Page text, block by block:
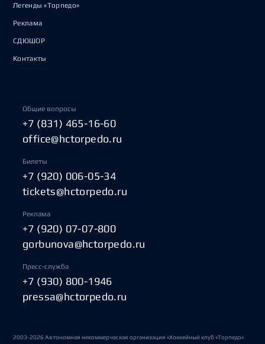
Легенды «Торпедо»
Реклама
СДЮШОР
Контакты
Общие вопросы
+7 (831) 465-16-60
office@hctorpedo.ru
Билеты
+7 (920) 006-05-34
tickets@hctorpedo.ru
Реклама
+7 (920) 07-07-800
gorbunova@hctorpedo.ru
Пресс-служба
+7 (930) 800-1946
pressa@hctorpedo.ru
2003-2026 Автономная некоммерческая организация «Хоккейный клуб «Торпедо»